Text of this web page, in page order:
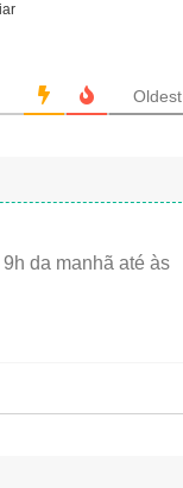
Oldest
da manhã até às